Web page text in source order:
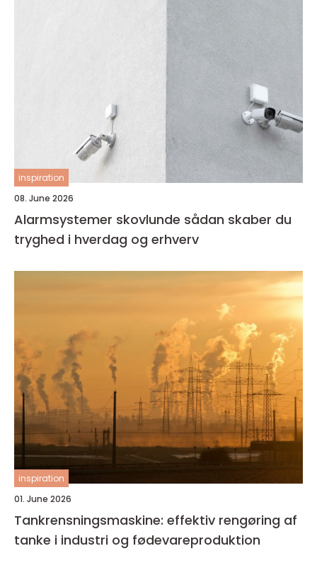
inspiration
08. June 2026
Alarmsystemer skovlunde sådan skaber du
tryghed i hverdag og erhverv
inspiration
01. June 2026
Tankrensningsmaskine: effektiv rengøring af
tanke i industri og fødevareproduktion